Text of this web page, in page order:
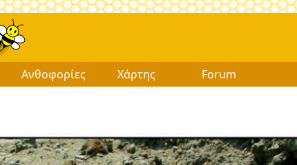
Ανθοφορίες Χάρτης Forum